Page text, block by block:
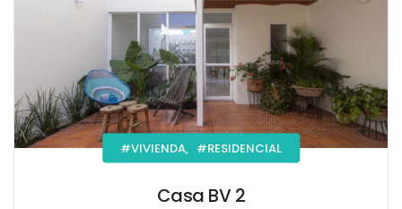
#VIVIENDA, #RESIDENCIAL
Casa BV 2